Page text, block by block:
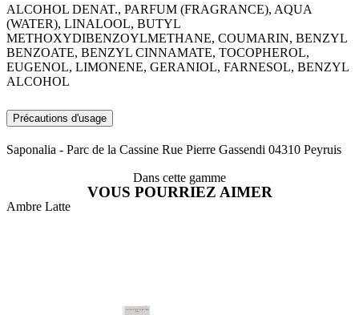
ALCOHOL DENAT., PARFUM (FRAGRANCE), AQUA
(WATER), LINALOOL, BUTYL
METHOXYDIBENZOYLMETHANE, COUMARIN, BENZYL
BENZOATE, BENZYL CINNAMATE, TOCOPHEROL,
EUGENOL, LIMONENE, GERANIOL, FARNESOL, BENZYL
ALCOHOL
Précautions d'usage
Saponalia - Parc de la Cassine Rue Pierre Gassendi 04310 Peyruis
Dans cette gamme
VOUS POURRIEZ AIMER
Ambre Latte